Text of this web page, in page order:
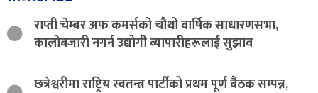
राप्ती चेम्बर अफ कमर्सको चौथो वार्षिक साधारणसभा,
कालोबजारी नगर्न उद्योगी व्यापारीहरूलाई सुझाव
छत्रेश्वरीमा राष्ट्रिय स्वतन्त्र पार्टीको प्रथम पूर्ण बैठक सम्पन्न,